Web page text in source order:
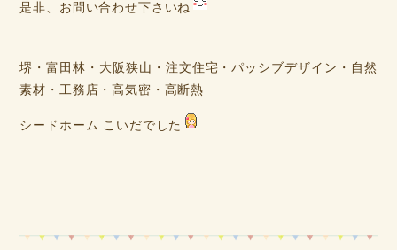
是非、お問い合わせ下さいね
堺・富田林・大阪狭山・注文住宅・パッシブデザイン・自然
素材・工務店・高気密・高断熱
シードホーム こいだでした